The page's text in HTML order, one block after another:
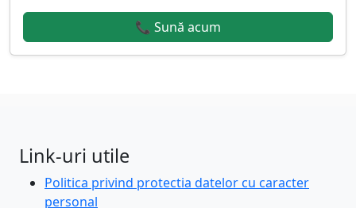
📞 Sună acum
Link-uri utile
Politica privind protectia datelor cu caracter
personal